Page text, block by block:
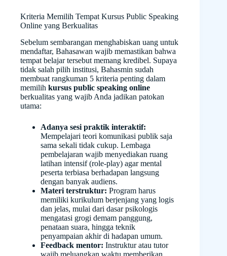
Kriteria Memilih Tempat Kursus Public Speaking
Online yang Berkualitas
Sebelum sembarangan menghabiskan uang untuk
mendaftar, Bahasawan wajib memastikan bahwa
tempat belajar tersebut memang kredibel. Supaya
tidak salah pilih institusi, Bahasmin sudah
membuat rangkuman 5 kriteria penting dalam
memilih kursus public speaking online
berkualitas yang wajib Anda jadikan patokan
utama:
Adanya sesi praktik interaktif:
Mempelajari teori komunikasi publik saja
sama sekali tidak cukup. Lembaga
pembelajaran wajib menyediakan ruang
latihan intensif (role-play) agar mental
peserta terbiasa berhadapan langsung
dengan banyak audiens.
Materi terstruktur: Program harus
memiliki kurikulum berjenjang yang logis
dan jelas, mulai dari dasar psikologis
mengatasi grogi demam panggung,
penataan suara, hingga teknik
penyampaian akhir di hadapan umum.
Feedback mentor: Instruktur atau tutor
wajib meluangkan waktu memberikan